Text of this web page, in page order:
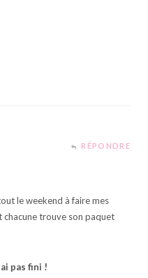
RÉPONDRE
le weekend à faire mes
chacune trouve son paquet
pas fini !